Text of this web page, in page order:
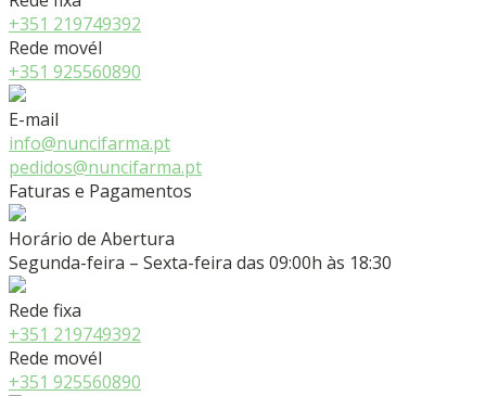
+351 219749392
Rede movél
+351 925560890
E-mail
info@nuncifarma.pt
pedidos@nuncifarma.pt
Faturas e Pagamentos
Horário de Abertura
Segunda-feira – Sexta-feira das 09:00h às 18:30
Rede fixa
+351 219749392
Rede movél
+351 925560890